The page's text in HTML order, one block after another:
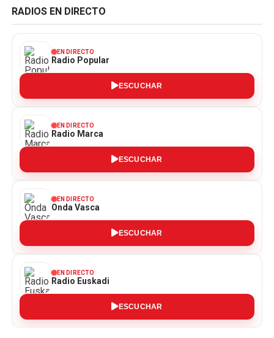
RADIOS EN DIRECTO
EN DIRECTO
Radio Popular
ESCUCHAR
EN DIRECTO
Radio Marca
ESCUCHAR
EN DIRECTO
Onda Vasca
ESCUCHAR
EN DIRECTO
Radio Euskadi
ESCUCHAR